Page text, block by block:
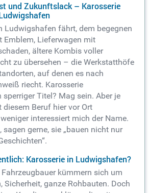
und Zukunftslack – Karosserie
Ludwigshafen fährt, dem begegnen
Emblem, Lieferwagen mit
ältere Kombis voller
zu übersehen – die Werkstatthöfe
auf denen es nach
riecht. Karosserie
sperriger Titel? Mag sein. Aber je
diesem Beruf hier vor Ort
interessiert mich der Name.
sagen gerne, sie „bauen nicht nur
Karosserie in Ludwigshafen?
kümmern sich um
Sicherheit, ganze Rohbauten. Doch